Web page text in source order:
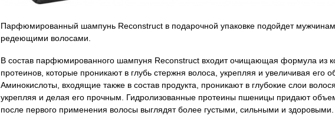
Парфюмированный шампунь Reconstruct в подарочной упаковке подойдет
редеющими волосами.
В состав парфюмированного шампуня Reconstruct входит очищающая формула из
протеинов, которые проникают в глубь стержня волоса, укрепляя и увеличивая его
Аминокислоты, входящие также в состав продукта, проникают в глубокие слои
укрепляя и делая его прочным. Гидролизованные протеины пшеницы придают
после первого применения волосы выглядят более густыми, сильными и здоровыми.